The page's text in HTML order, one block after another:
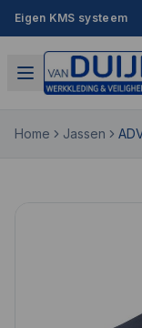
Eigen KMS systeem
Home Jassen